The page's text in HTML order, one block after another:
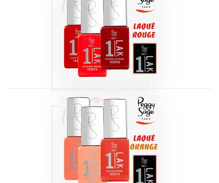
1-LAK 3-EN-1 SÉRIE
| LAQUÉ ROUGE 5
ML
Produits
1-LAK 3-EN-1 SÉRIE
| LAQUÉ ORANGE
5 ML
Produits